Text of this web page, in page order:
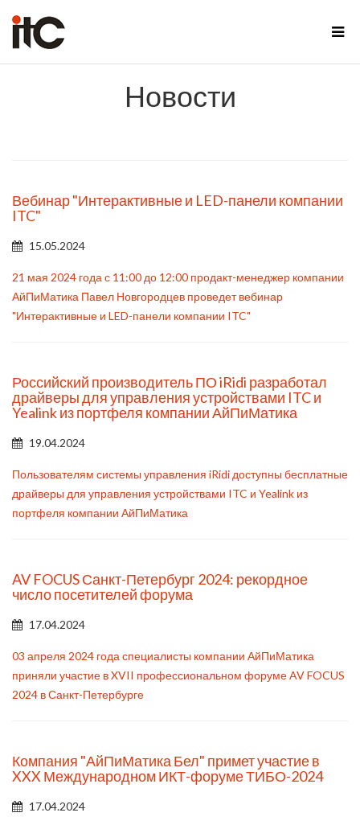
Новости
Вебинар "Интерактивные и LED-панели компании
ITC"
15.05.2024
21 мая 2024 года с 11:00 до 12:00 продакт-менеджер компании
АйПиМатика Павел Новгородцев проведет вебинар
"Интерактивные и LED-панели компании ITC"
Российский производитель ПО iRidi разработал
драйверы для управления устройствами ITC и
Yealink из портфеля компании АйПиМатика
19.04.2024
Пользователям системы управления iRidi доступны бесплатные
драйверы для управления устройствами ITC и Yealink из
портфеля компании АйПиМатика
AV FOCUS Санкт-Петербург 2024: рекордное
число посетителей форума
17.04.2024
03 апреля 2024 года специалисты компании АйПиМатика
приняли участие в XVII профессиональном форуме AV FOCUS
2024 в Санкт-Петербурге
Компания "АйПиМатика Бел" примет участие в
XXX Международном ИКТ-форуме ТИБО-2024
17.04.2024